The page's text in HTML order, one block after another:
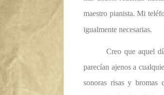
maestro pianista. Mi
igualmente necesarias.
Creo que aquel
parecían ajenos a
sonoras risas y bromas